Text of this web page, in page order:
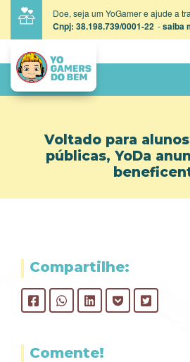
Doe, seja um YoGamer e ajude a
Cnpj: 38.198.739/0001-22 -saiba
Voltado para
públicas, YoDa
Compartilhe:
Comente!